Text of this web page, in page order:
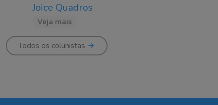
Joice Quadros
Veja mais
Todos os colunistas